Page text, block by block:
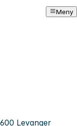
Meny
Levanger